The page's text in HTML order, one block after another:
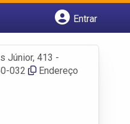
Entrar
Júnior, 413 -
032
Endereço